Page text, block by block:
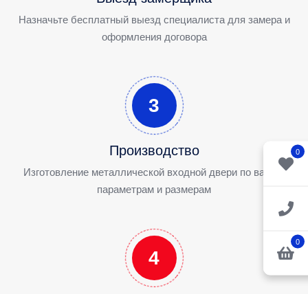
0
0
Назначьте бесплатный выезд специалиста для замера и
оформления договора
3
Производство
Изготовление металлической входной двери по вашим
параметрам и размерам
4